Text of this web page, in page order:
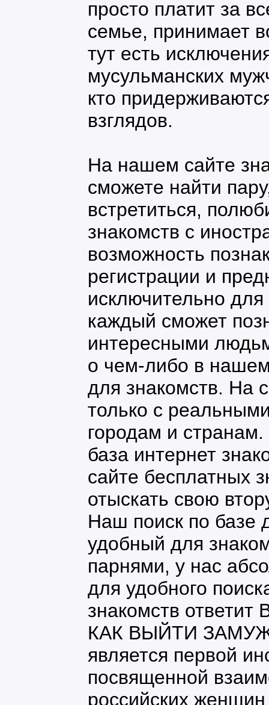
просто платит за
семье, принимает
тут есть
мусульманских
кто
взглядов.
На нашем сайте
сможете найти
встретиться,
знакомств с
возможность
регистрации и
исключительно
каждый сможет
интересными
о чем-либо в
для знакомств. На
только с
городам и
база интернет
сайте бесплатных
отыскать свою
Наш поиск по базе
удобный для
парнями, у нас
для удобного
знакомств
КАК ВЫЙТИ
является первой
посвященной
российских